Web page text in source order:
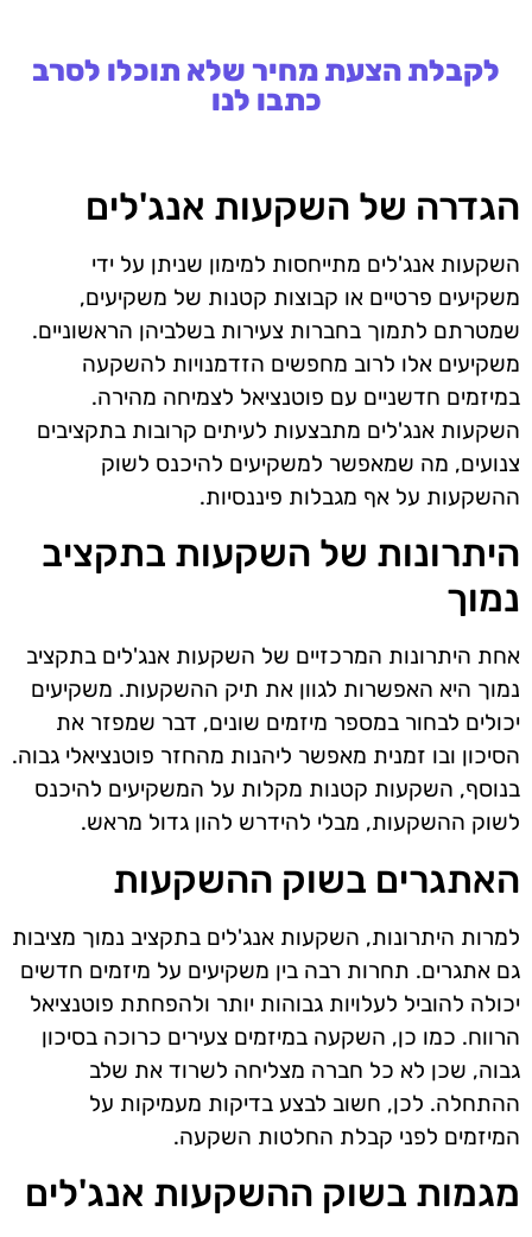
לקבלת הצעת מחיר שלא תוכלו לסרב
כתבו לנו
הגדרה של השקעות אנג'לים
השקעות אנג'לים מתייחסות למימון שניתן על ידי
משקיעים פרטיים או קבוצות קטנות של משקיעים,
שמטרתם לתמוך בחברות צעירות בשלביהן הראשוניים.
משקיעים אלו לרוב מחפשים הזדמנויות להשקעה
במיזמים חדשניים עם פוטנציאל לצמיחה מהירה.
השקעות אנג'לים מתבצעות לעיתים קרובות בתקציבים
צנועים, מה שמאפשר למשקיעים להיכנס לשוק
ההשקעות על אף מגבלות פיננסיות.
היתרונות של השקעות בתקציב
נמוך
אחת היתרונות המרכזיים של השקעות אנג'לים בתקציב
נמוך היא האפשרות לגוון את תיק ההשקעות. משקיעים
יכולים לבחור במספר מיזמים שונים, דבר שמפזר את
הסיכון ובו זמנית מאפשר ליהנות מהחזר פוטנציאלי גבוה.
בנוסף, השקעות קטנות מקלות על המשקיעים להיכנס
לשוק ההשקעות, מבלי להידרש להון גדול מראש.
האתגרים בשוק ההשקעות
למרות היתרונות, השקעות אנג'לים בתקציב נמוך מציבות
גם אתגרים. תחרות רבה בין משקיעים על מיזמים חדשים
יכולה להוביל לעלויות גבוהות יותר ולהפחתת פוטנציאל
הרווח. כמו כן, השקעה במיזמים צעירים כרוכה בסיכון
גבוה, שכן לא כל חברה מצליחה לשרוד את שלב
ההתחלה. לכן, חשוב לבצע בדיקות מעמיקות על
המיזמים לפני קבלת החלטות השקעה.
מגמות בשוק ההשקעות אנג'לים